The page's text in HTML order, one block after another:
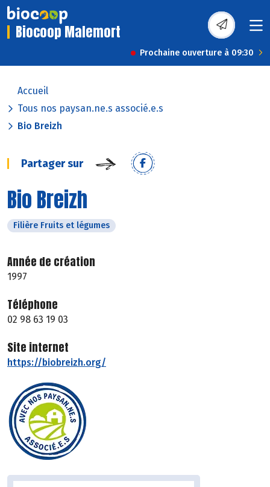
Biocoop Malemort
Prochaine ouverture à 09:30
Accueil
Tous nos paysan.ne.s associé.e.s
Bio Breizh
Partager sur
Bio Breizh
Filière Fruits et légumes
Année de création
1997
Téléphone
02 98 63 19 03
Site internet
https://biobreizh.org/